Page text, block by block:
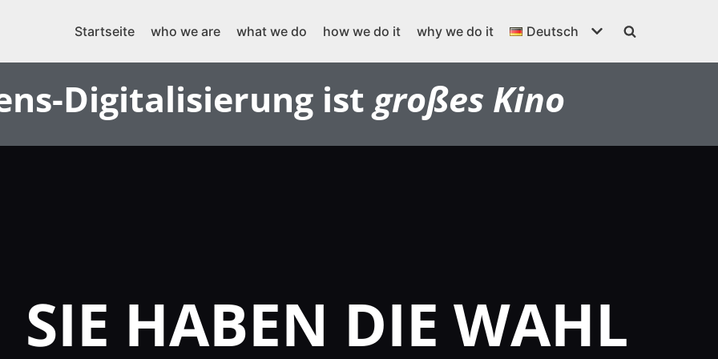
Startseite who we are what we do how we do it why we do it Deutsch
Digitalisierung ist großes Kino
SIE HABEN DIE WAHL